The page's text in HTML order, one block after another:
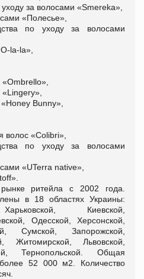
за волосами «Smereka»,
«Полесье»,
по уходу за волосами
la-la»,
«Ombrello»,
«Lingery»,
Bunny»,
волос «Colibri»,
по уходу за волосами
«UTerra native»,
ритейла с 2002 года.
в 18 областях Украины:
Киевской,
Одесской, Херсонской,
Сумской, Запорожской,
Житомирской, Львовской,
Тернопольской. Общая
52 000 м2. Количество